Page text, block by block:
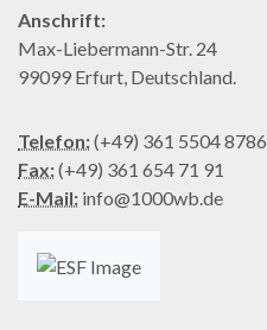
Anschrift:
Max-Liebermann-Str. 24
99099 Erfurt, Deutschland.
Telefon:(+49) 361 5504 8786
Fax:(+49) 361 654 71 91
E-Mail: info@1000wb.de